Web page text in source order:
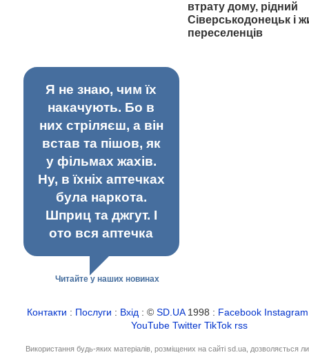
втрату дому, рідний
Сіверськодонецьк і
переселенців
Я не знаю, чим їх
накачують. Бо в
них стріляєш, а він
встав та пішов, як
у фільмах жахів.
Ну, в їхніх аптечках
була наркота.
Шприц та джгут. І
ото вся аптечка
Читайте у наших новинах
Контакти : Послуги : Вхід : ©SD.UA1998 : Facebook Instagram
YouTube Twitter TikTok rss
Використання будь-яких матеріалів, розміщених на сайті sd.ua, дозволяється